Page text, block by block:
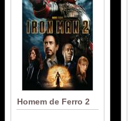
Homem de Ferro 2